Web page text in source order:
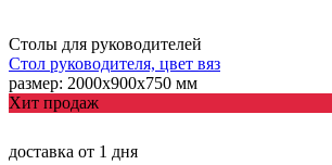
Столы для руководителей
Стол руководителя, цвет вяз
размер: 2000х900х750 мм
Хит продаж
доставка от 1 дня